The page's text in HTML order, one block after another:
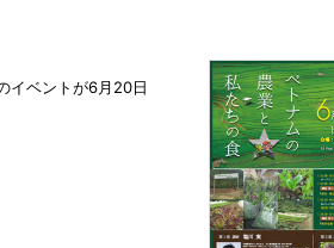
イベントが6月20日